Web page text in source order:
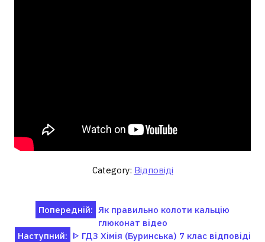
Category: Відповіді
Навігація
записів
Попередній: Як правильно колоти кальцію
глюконат відео
Наступний: ᐈ ГДЗ Хімія (Буринська) 7 клас відповіді